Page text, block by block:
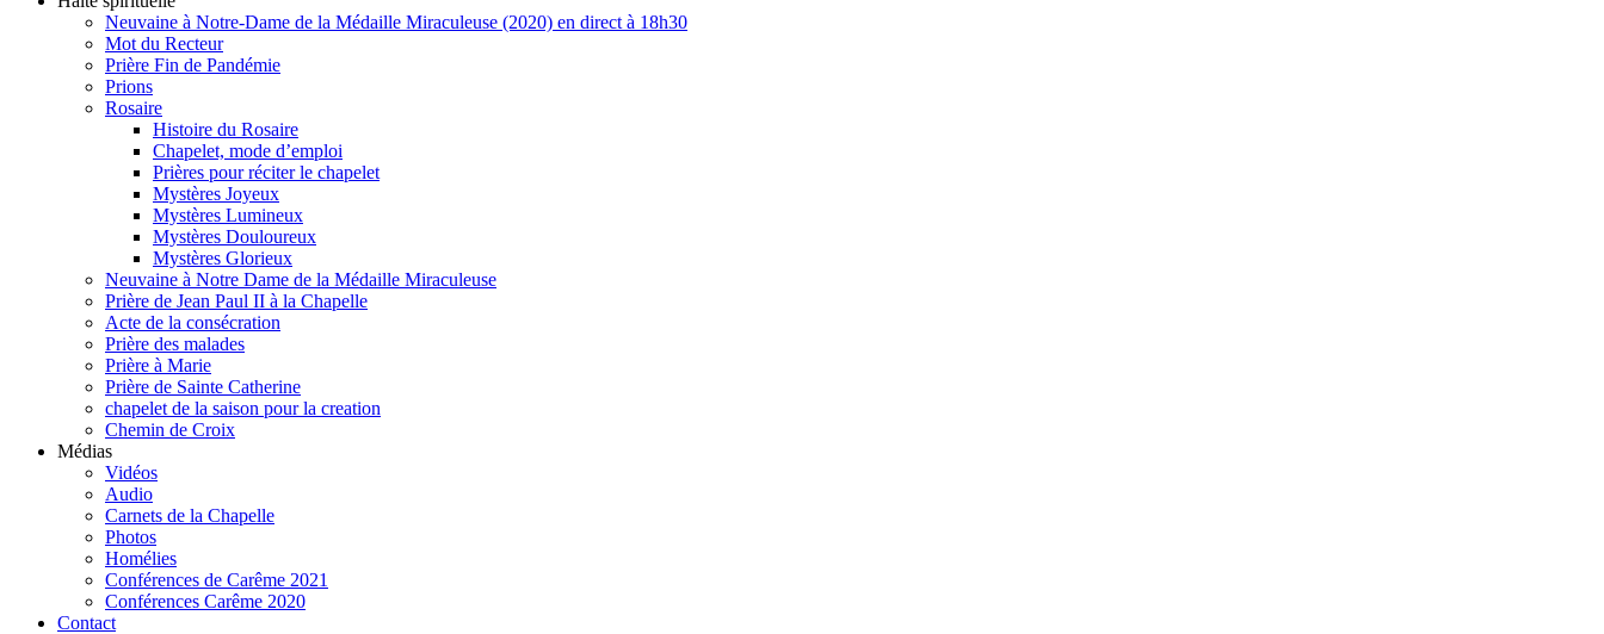
Neuvaine à Notre-Dame de la Médaille Miraculeuse (2020) en direct à 18h30
Mot du Recteur
Prière Fin de Pandémie
Prions
Rosaire
Histoire du Rosaire
Chapelet, mode d’emploi
Prières pour réciter le chapelet
Mystères Joyeux
Mystères Lumineux
Mystères Douloureux
Mystères Glorieux
Neuvaine à Notre Dame de la Médaille Miraculeuse
Prière de Jean Paul II à la Chapelle
Acte de la consécration
Prière des malades
Prière à Marie
Prière de Sainte Catherine
chapelet de la saison pour la creation
Chemin de Croix
Médias
Vidéos
Audio
Carnets de la Chapelle
Photos
Homélies
Conférences de Carême 2021
Conférences Carême 2020
Contact